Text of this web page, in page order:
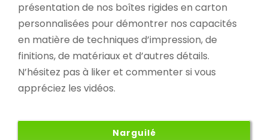
présentation de nos boîtes rigides en carton
personnalisées pour démontrer nos capacités
en matière de techniques d’impression, de
finitions, de matériaux et d’autres détails.
N’hésitez pas à liker et commenter si vous
appréciez les vidéos.
Narguilé